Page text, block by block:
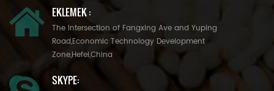
EKLEMEK :
The Intersection of Fangxing Ave and Yuping
Road,Economic Technology Development
Zone,Hefei,China
SKYPE: